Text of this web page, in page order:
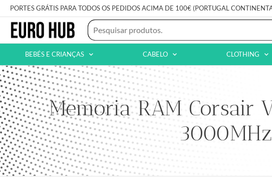
PORTES GRÁTIS PARA TODOS OS PEDIDOS ACIMA DE 100€ (PORTUGAL
BEBÉS E CRIANÇAS CABELO CLOTHING
Memoria RAM Corsair